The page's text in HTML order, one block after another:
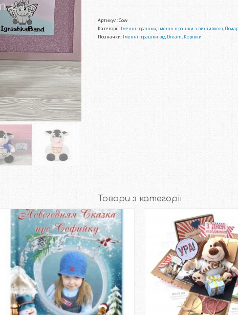
Артикул:Cow
Категорії: Іменні іграшки, Іменні іграшки з вишивкою,
Позначки: Іменні іграшки від Dream, Корівки
Товари з категорії